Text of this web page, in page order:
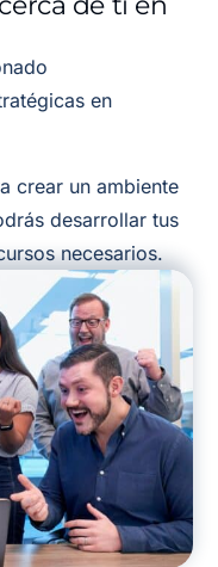
en
crear un ambiente
desarrollar tus
necesarios.